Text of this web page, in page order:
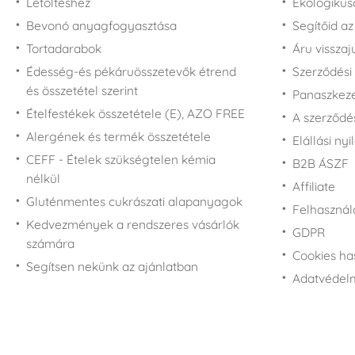
Bevonó anyagfogyasztása
Tortadarabok
Édesség-és pékáruösszetevők étrend
és összetétel szerint
Ételfestékek összetétele (E), AZO FREE
Alergének és termék összetétele
CEFF - Ételek szükségtelen kémia
nélkül
Gluténmentes cukrászati alapanyagok
Kedvezmények a rendszeres vásárlók
számára
Segítsen nekünk az ajánlatban
Segítőid
Áru
A
Elállási
B2B ÁSZF
Affiliate
GDPR
Cookies